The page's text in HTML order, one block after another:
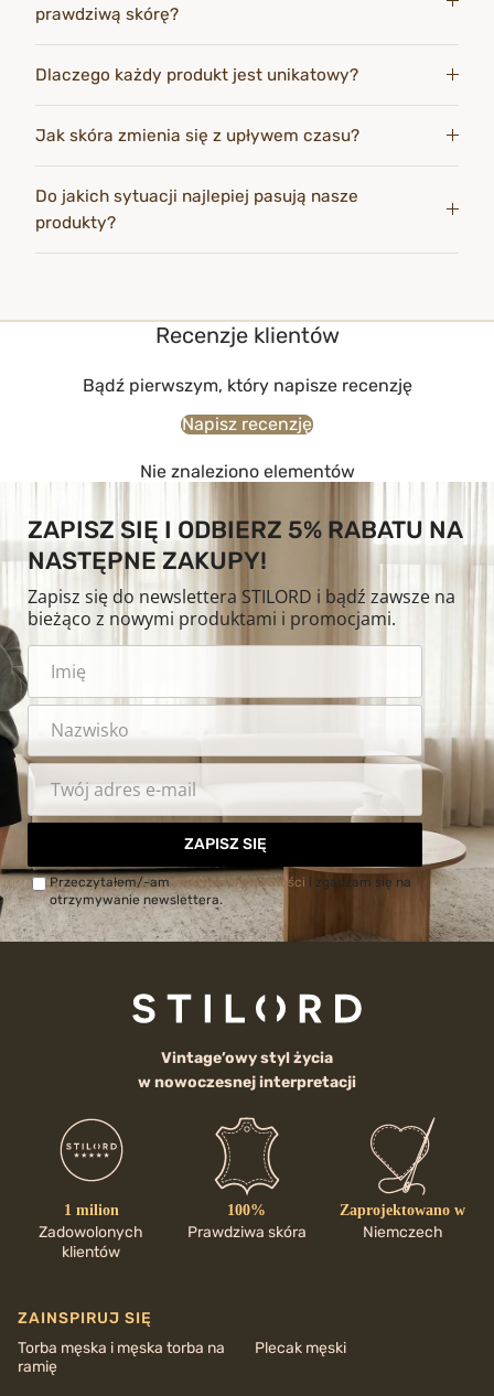
prawdziwą skórę?
Dlaczego każdy produkt jest unikatowy?
Jak skóra zmienia się z upływem czasu?
Do jakich sytuacji najlepiej pasują nasze
produkty?
Recenzje klientów
Bądź pierwszym, który napisze recenzję
Napisz recenzję
Nie znaleziono elementów
ZAPISZ SIĘ I ODBIERZ 5% RABATU NA
NASTĘPNE ZAKUPY!
Zapisz się do newslettera STILORD i bądź zawsze na
bieżąco z nowymi produktami i promocjami.
ZAPISZ SIĘ
Przeczytałem/-amPolitykę prywatności i zgadzam się na
otrzymywanie newslettera.
Vintage’owy styl życia
w nowoczesnej interpretacji
1 milion
Zadowolonych
klientów
100%
Prawdziwa skóra
Zaprojektowano w
Niemczech
ZAINSPIRUJ SIĘ
Torba męska i męska torba na
ramię
Plecak męski